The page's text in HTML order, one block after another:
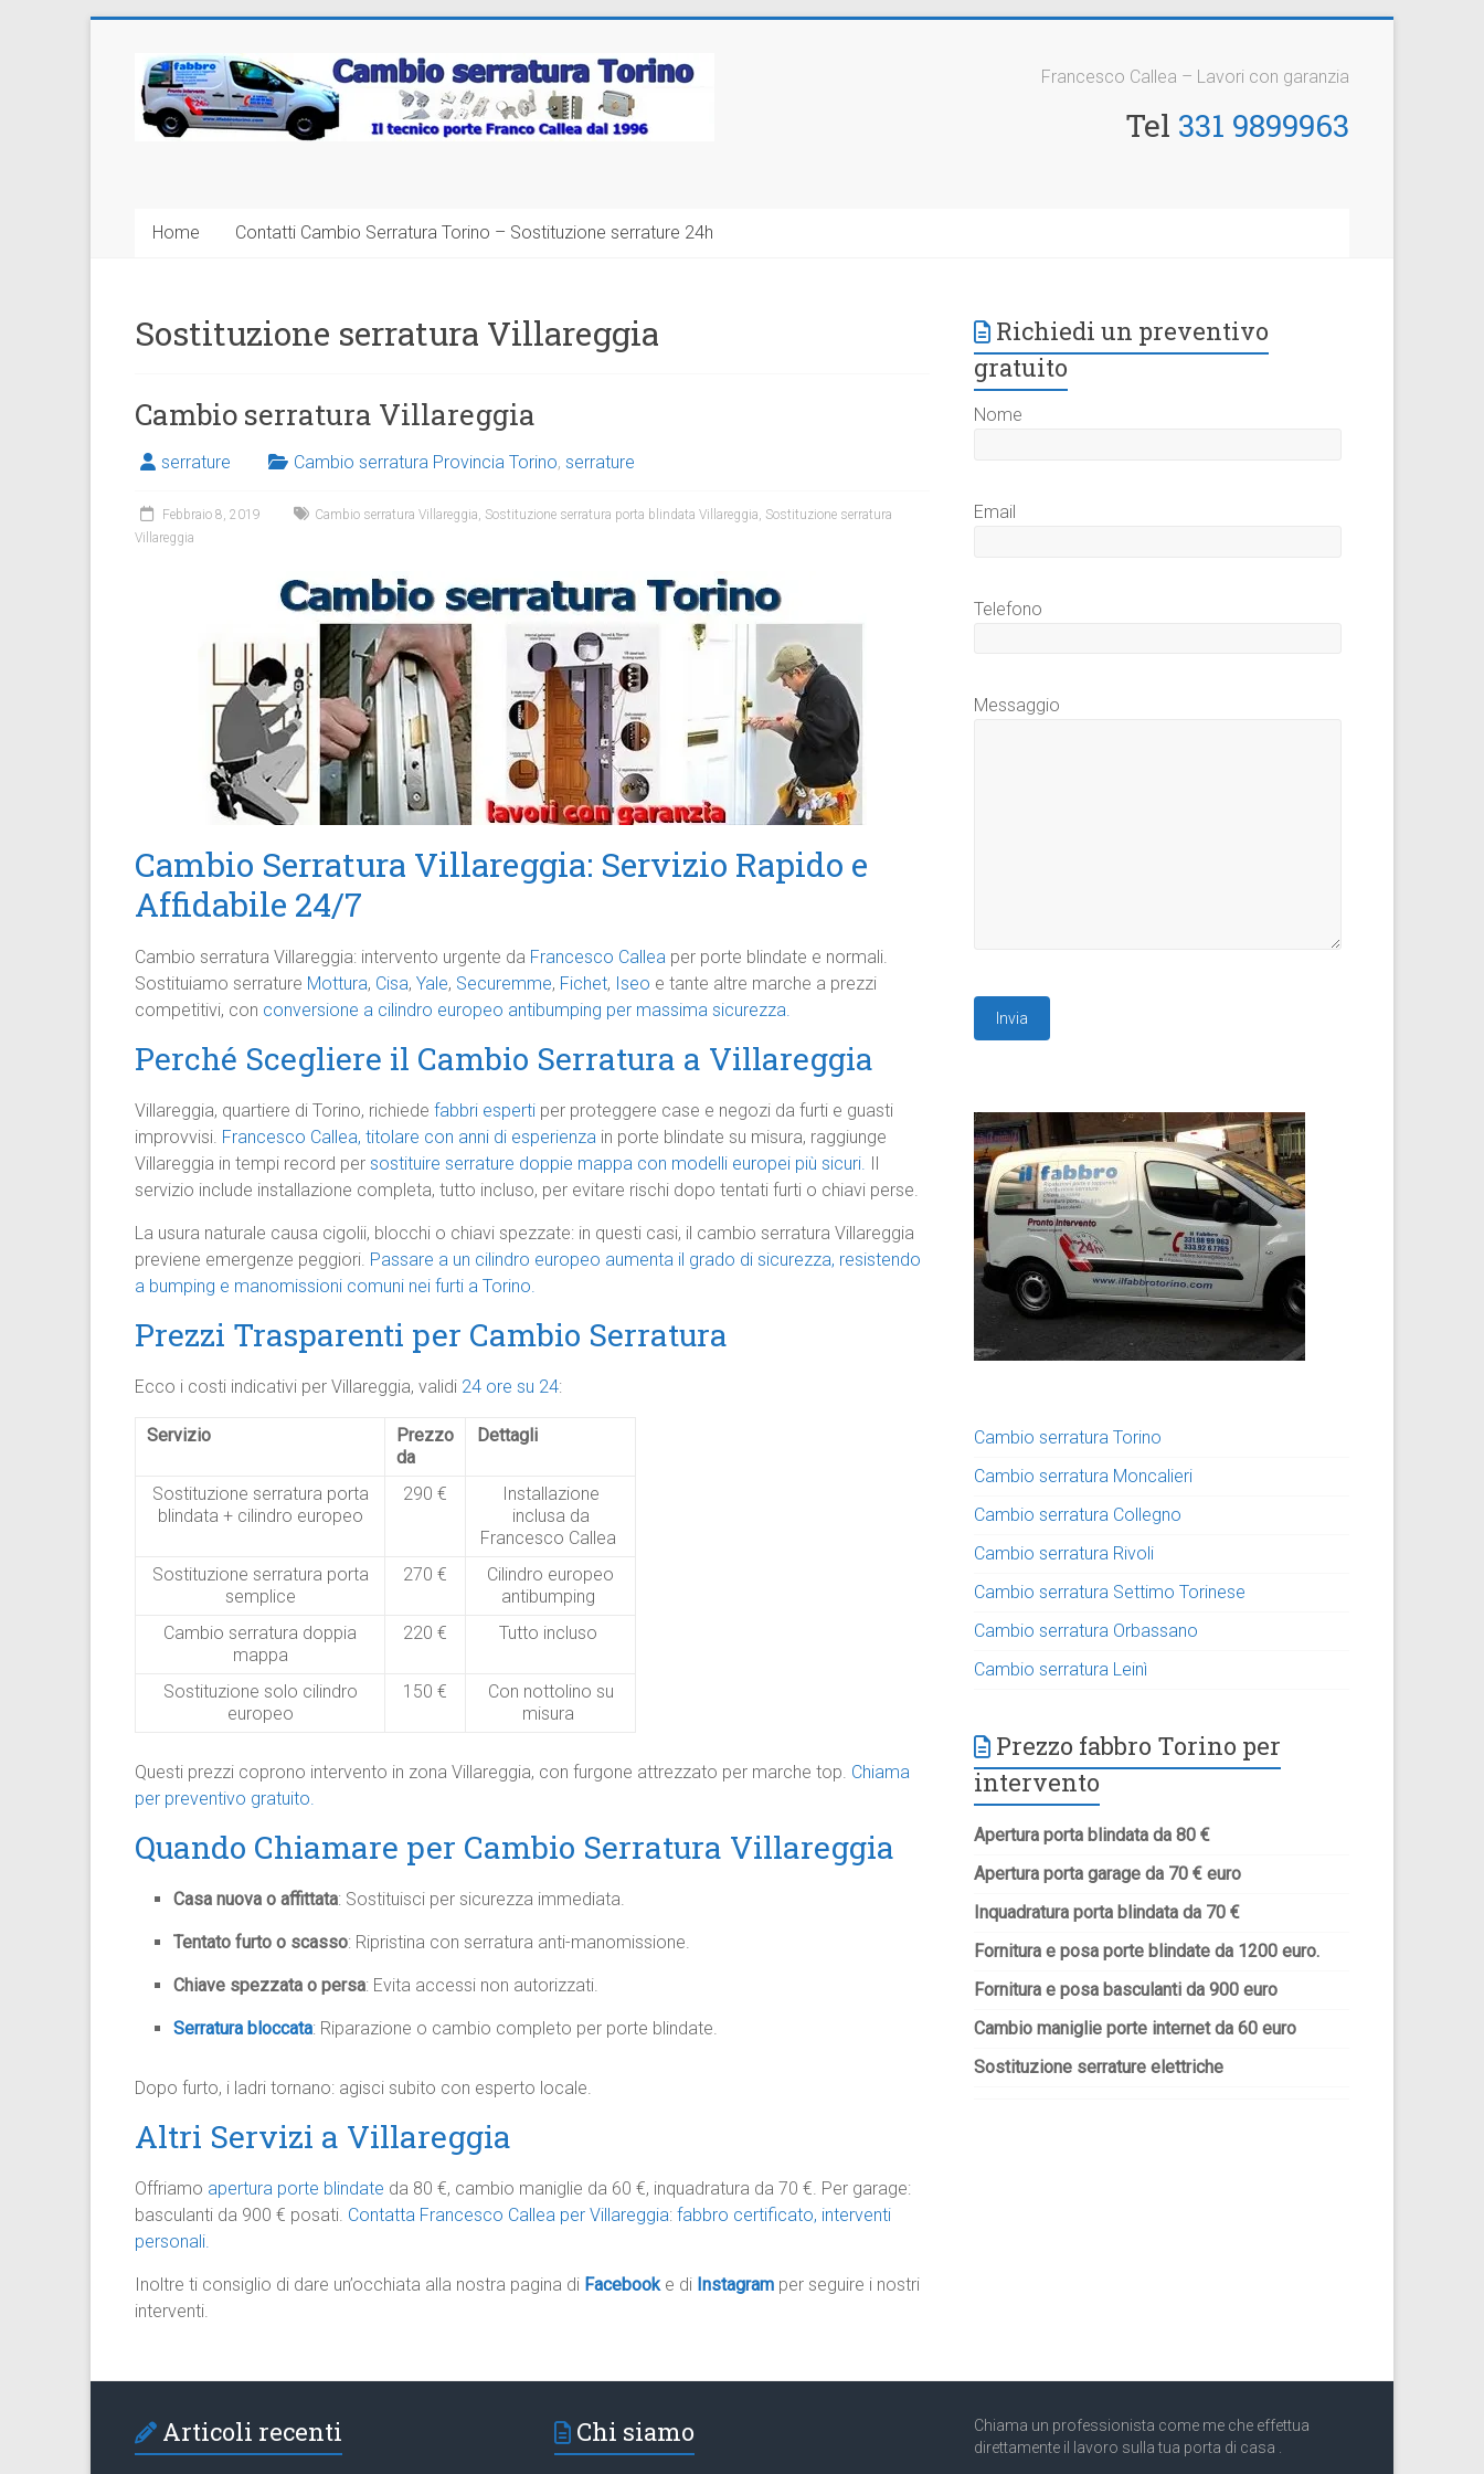
contenutoCambio
Serratura
Francesco Callea – Lavori con garanzia
Tel 331 9899963
Home Contatti Cambio Serratura Torino – Sostituzione serrature 24h
Sostituzione serratura Villareggia
Cambio serratura Villareggia
serrature Cambio serratura Provincia Torino, serrature
Febbraio 8, 2019 Cambio serratura Villareggia, Sostituzione serratura porta blindata Villareggia, Sostituzione serratura
Villareggia
Cambio Serratura Villareggia: Servizio Rapido e
Affidabile 24/7
Cambio serratura Villareggia: intervento urgente da Francesco Callea per porte blindate e normali.
Sostituiamo serrature Mottura, Cisa, Yale, Securemme, Fichet, Iseo e tante altre marche a prezzi
competitivi, con conversione a cilindro europeo antibumping per massima sicurezza.
Perché Scegliere il Cambio Serratura a Villareggia
Villareggia, quartiere di Torino, richiede fabbri esperti per proteggere case e negozi da furti e guasti
improvvisi. Francesco Callea, titolare con anni di esperienza in porte blindate su misura, raggiunge
Villareggia in tempi record per sostituire serrature doppie mappa con modelli europei più sicuri. Il
servizio include installazione completa, tutto incluso, per evitare rischi dopo tentati furti o chiavi perse.
La usura naturale causa cigolii, blocchi o chiavi spezzate: in questi casi, il cambio serratura Villareggia
previene emergenze peggiori. Passare a un cilindro europeo aumenta il grado di sicurezza, resistendo
a bumping e manomissioni comuni nei furti a Torino.
Prezzi Trasparenti per Cambio Serratura
Ecco i costi indicativi per Villareggia, validi 24 ore su 24:
Servizio
Prezzo
da
Dettagli
Sostituzione serratura porta
blindata + cilindro europeo
290 €
Installazione
inclusa da
Francesco Callea
Sostituzione serratura porta
semplice
270 €
Cilindro europeo
antibumping
Cambio serratura doppia
mappa
220 € Tutto incluso
Sostituzione solo cilindro
europeo
150 €
Con nottolino su
misura
Questi prezzi coprono intervento in zona Villareggia, con furgone attrezzato per marche top. Chiama
per preventivo gratuito.
Quando Chiamare per Cambio Serratura Villareggia
Casa nuova o affittata: Sostituisci per sicurezza immediata.
Tentato furto o scasso: Ripristina con serratura anti-manomissione.
Chiave spezzata o persa: Evita accessi non autorizzati.
Serratura bloccata: Riparazione o cambio completo per porte blindate.
Dopo furto, i ladri tornano: agisci subito con esperto locale.
Altri Servizi a Villareggia
Offriamo apertura porte blindate da 80 €, cambio maniglie da 60 €, inquadratura da 70 €. Per garage:
basculanti da 900 € posati. Contatta Francesco Callea per Villareggia: fabbro certificato, interventi
personali.
Inoltre ti consiglio di dare un’occhiata alla nostra pagina di Facebook e di Instagram per seguire i nostri
interventi.​
Richiedi un preventivo
gratuito
Nome
Email
Telefono
Messaggio
Cambio serratura Torino
Cambio serratura Moncalieri
Cambio serratura Collegno
Cambio serratura Rivoli
Cambio serratura Settimo Torinese
Cambio serratura Orbassano
Cambio serratura Leinì
Prezzo fabbro Torino per
intervento
Apertura porta blindata da 80 €
Apertura porta garage da 70 € euro
Inquadratura porta blindata da 70 €
Fornitura e posa porte blindate da 1200 euro.
Fornitura e posa basculanti da 900 euro
Cambio maniglie porte internet da 60 euro
Sostituzione serrature elettriche
Articoli recenti Chi siamo
Chiama un professionista come me che effettua
direttamente il lavoro sulla tua porta di casa .